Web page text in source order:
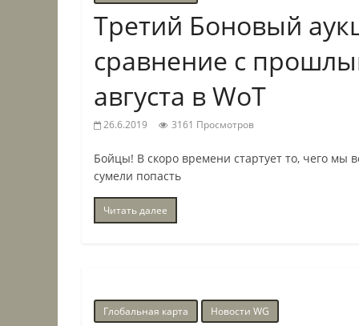
Третий Боновый
сравнение с
августа в WoT
26.6.2019 3161 Просмотров
Бойцы! В скоро времени стартует то, чего мы
сумели попасть
Читать далее
Глобальная карта Новости WG